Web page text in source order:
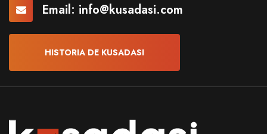
Email: info@kusadasi.com
HISTORIA DE KUSADASI